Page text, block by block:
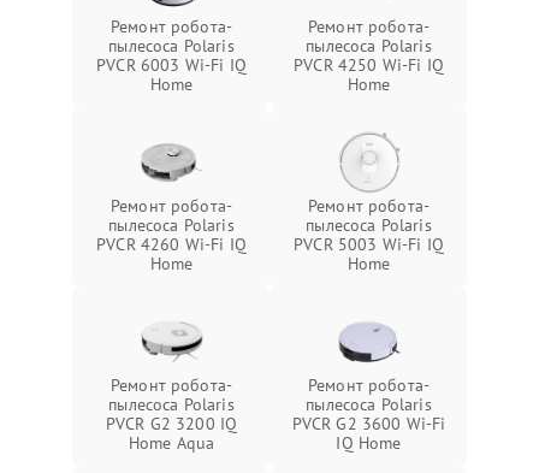
Ремонт робота-
пылесоса Polaris
PVCR 6003 Wi-Fi IQ
Home
Ремонт робота-
пылесоса Polaris
PVCR 4250 Wi-Fi IQ
Home
Ремонт робота-
пылесоса Polaris
PVCR 4260 Wi-Fi IQ
Home
Ремонт робота-
пылесоса Polaris
PVCR 5003 Wi-Fi IQ
Home
Ремонт робота-
пылесоса Polaris
PVCR G2 3200 IQ
Home Aqua
Ремонт робота-
пылесоса Polaris
PVCR G2 3600 Wi-Fi
IQ Home